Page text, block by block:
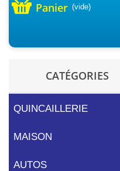
Panier (vide)
CATÉGORIES
QUINCAILLERIE
MAISON
AUTOS